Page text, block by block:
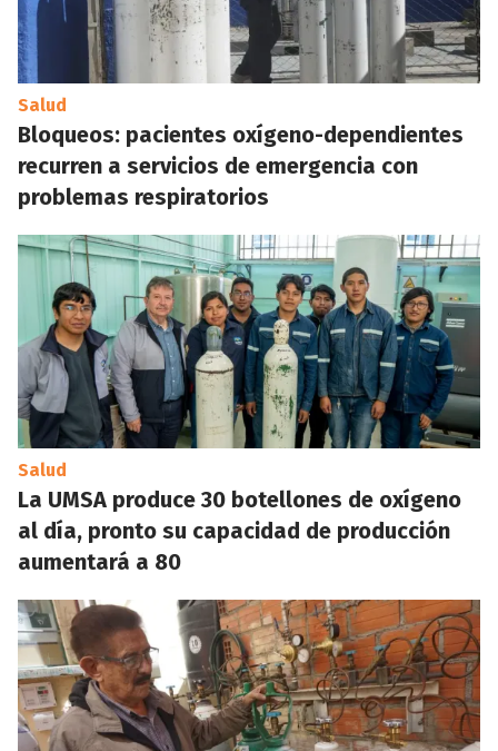
Salud
Bloqueos: pacientes oxígeno-dependientes
recurren a servicios de emergencia con
problemas respiratorios
Salud
La UMSA produce 30 botellones de oxígeno
al día, pronto su capacidad de producción
aumentará a 80